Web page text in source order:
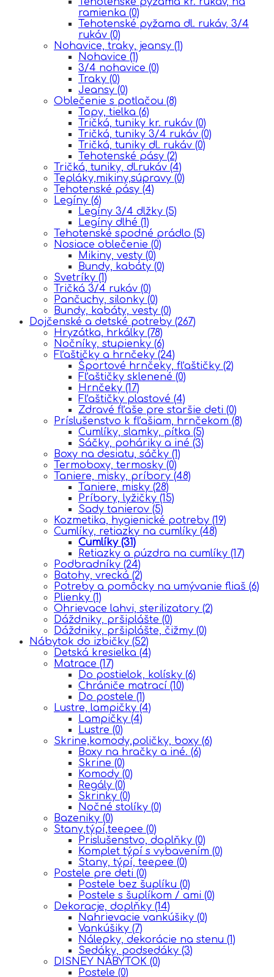
ramienka (0)
Tehotenské pyžama dl. rukáv, 3/4
rukáv (0)
Nohavice, traky, jeansy (1)
Nohavice (1)
3/4 nohavice (0)
Traky (0)
Jeansy (0)
Oblečenie s potlačou (8)
Topy, tielka (6)
Tričká, tuniky kr. rukáv (0)
Tričká, tuniky 3/4 rukáv (0)
Tričká, tuniky dl. rukáv (0)
Tehotenské pásy (2)
Tričká, tuniky, dl.rukáv (4)
Tepláky,mikiny,súpravy (0)
Tehotenské pásy (4)
Legíny (6)
Legíny 3/4 dlžky (5)
Legíny dlhé (1)
Tehotenské spodné prádlo (5)
Nosiace oblečenie (0)
Mikiny, vesty (0)
Bundy, kabáty (0)
Svetríky (1)
Tričká 3/4 rukáv (0)
Pančuchy, silonky (0)
Bundy, kabáty, vesty (0)
Dojčenské a detské potreby (267)
Hryzátka, hrkálky (78)
Nočníky, stupienky (6)
Fľaštičky a hrnčeky (24)
Športové hrnčeky, fľaštičky (2)
Fľaštičky sklenené (0)
Hrnčeky (17)
Fľaštičky plastové (4)
Zdravé fľaše pre staršie deti (0)
Príslušenstvo k fľašiam, hrnčekom (8)
Cumlíky, slamky, pítka (5)
Sáčky, poháriky a iné (3)
Boxy na desiatu, sáčky (1)
Termoboxy, termosky (0)
Taniere, misky, príbory (48)
Taniere, misky (28)
Príbory, lyžičky (15)
Sady tanierov (5)
Kozmetika, hygienické potreby (19)
Cumlíky, retiazky na cumlíky (48)
Cumlíky (31)
Retiazky a púzdra na cumlíky (17)
Podbradníky (24)
Batohy, vrecká (2)
Potreby a pomôcky na umývanie fliaš (6)
Plienky (1)
Ohrievace lahvi, sterilizatory (2)
Dáždniky, pršiplášte (0)
Dáždniky, pršiplášte, čižmy (0)
Nábytok do izbičky (52)
Detská kresielka (4)
Matrace (17)
Do postielok, kolísky (6)
Chrániče matrací (10)
Do postele (1)
Lustre, lampičky (4)
Lampičky (4)
Lustre (0)
Skrine,komody,poličky, boxy (6)
Boxy na hračky a iné. (6)
Skrine (0)
Komody (0)
Regály (0)
Skrinky (0)
Nočné stolíky (0)
Bazeniky (0)
Stany,týpí,teepee (0)
Prislušenstvo, doplňky (0)
Komplet týpí s vybavením (0)
Stany, týpí, teepee (0)
Postele pre deti (0)
Postele bez šuplíku (0)
Postele s šuplíkom / ami (0)
Dekoracje, doplňky (14)
Nahrievacie vankúšiky (0)
Vankúšiky (7)
Nálepky, dekorácie na stenu (1)
Sedáky, podsedáky (3)
DISNEY NÁBYTOK (0)
Postele (0)